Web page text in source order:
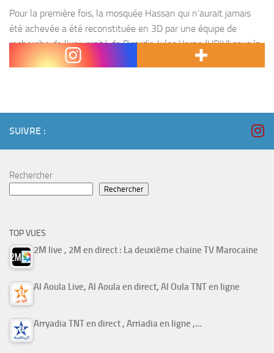
Pour la première fois, la mosquée Hassan qui n’aurait jamais
été achevée a été reconstituée en 3D par une équipe de
recherche de l’université de Picardie Jules Verne (UPJV) sous la
responsabilité du Professeur...
SUIVRE :
Rechercher
Rechercher
TOP VUES
2M live , 2M en direct : La deuxième chaine TV Marocaine
Al Aoula Live, Al Aoula en direct, Al Oula TNT en ligne
Arryadia TNT en direct , Arriadia en ligne ,…